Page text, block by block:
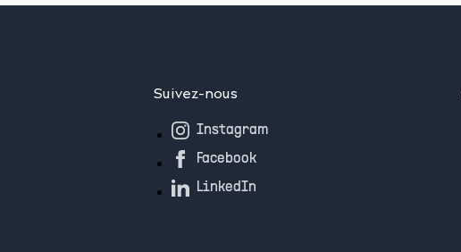
Suivez-nous
Instagram
Facebook
LinkedIn